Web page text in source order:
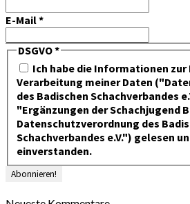
E-Mail*
DSGVO*
Ich habe die Informationen zur
Verarbeitung meiner Daten
des Badischen Schachverbandes
"Ergänzungen der Schachjugend
Datenschutzverordnung des
Schachverbandes e.V.") gelesen
einverstanden.